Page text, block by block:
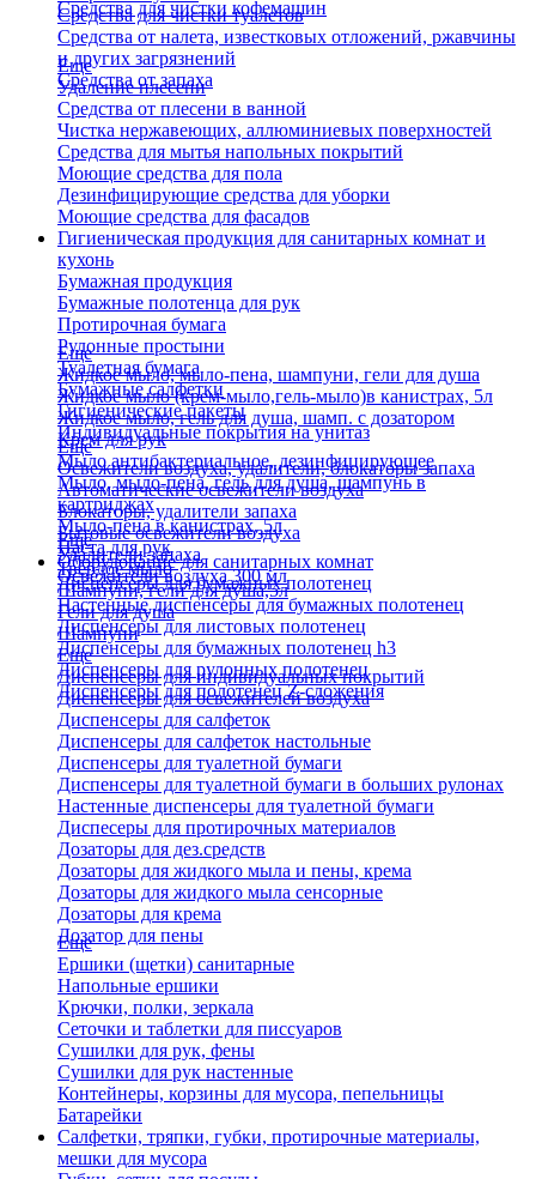
Средства для чистки кофемашин
Средства для чистки туалетов
Средства от налета, известковых отложений, ржавчины
и других загрязнений
Средства от запаха
Еще
Удаление плесени
Средства от плесени в ванной
Чистка нержавеющих, аллюминиевых поверхностей
Средства для мытья напольных покрытий
Моющие средства для пола
Дезинфицирующие средства для уборки
Моющие средства для фасадов
Гигиеническая продукция для санитарных комнат и
кухонь
Бумажная продукция
Бумажные полотенца для рук
Протирочная бумага
Рулонные простыни
Туалетная бумага
Бумажные салфетки
Гигиенические пакеты
Индивидуальные покрытия на унитаз
Еще
Жидкое мыло, мыло-пена, шампуни, гели для душа
Жидкое мыло (крем-мыло,гель-мыло)в канистрах, 5л
Жидкое мыло, гель для душа, шамп. с дозатором
Крем для рук
Мыло антибактериальное, дезинфицирующее
Мыло, мыло-пена, гель для душа, шампунь в
картриджах
Мыло-пена в канистрах, 5л
Паста для рук
Твердое мыло
Шампуни, гели для душа,5л
Гели для душа
Шампуни
Еще
Освежители воздуха, удалители, блокаторы запаха
Автоматические освежители воздуха
Блокаторы, удалители запаха
Бытовые освежители воздуха
Удалители запаха
Освежители воздуха 300 мл
Еще
Оборудование для санитарных комнат
Диспенсеры для бумажных полотенец
Настенные диспенсеры для бумажных полотенец
Диспенсеры для листовых полотенец
Диспенсеры для бумажных полотенец h3
Диспенсеры для рулонных полотенец
Диспенсеры для полотенец Z-сложения
Еще
Диспенсеры для индивидуальных покрытий
Диспенсеры для освежителей воздуха
Диспенсеры для салфеток
Диспенсеры для салфеток настольные
Диспенсеры для туалетной бумаги
Диспенсеры для туалетной бумаги в больших рулонах
Настенные диспенсеры для туалетной бумаги
Диспесеры для протирочных материалов
Дозаторы для дез.средств
Дозаторы для жидкого мыла и пены, крема
Дозаторы для жидкого мыла сенсорные
Дозаторы для крема
Дозатор для пены
Еще
Ершики (щетки) санитарные
Напольные ершики
Крючки, полки, зеркала
Сеточки и таблетки для писсуаров
Сушилки для рук, фены
Сушилки для рук настенные
Контейнеры, корзины для мусора, пепельницы
Батарейки
Салфетки, тряпки, губки, протирочные материалы,
мешки для мусора